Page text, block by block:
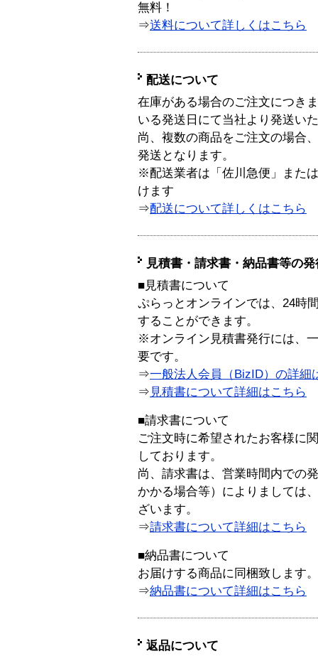
無料！
⇒送料について詳しくはこちら
配送について
在庫がある場合のご注文につき
いる発送日にて当社より発送い
尚、複数の商品をご注文の場合
発送となります。
※配送業者は「佐川急便」また
けます
⇒配送について詳しくはこちら
見積書・請求書・納品書等の
■見積書について
ぷらっとオンラインでは、24時
することができます。
※オンライン見積書発行には、
要です。
⇒一般法人会員（BizID）の詳細
⇒ 見積書について詳細はこちら
■請求書について
ご注文時に希望されたお客様に
しております。
尚、請求書は、営業時間内での
かかる場合等）によりましては
ざいます。
⇒請求書について詳細はこちら
■納品書について
お届けする商品に同梱致します。
⇒納品書について詳細はこちら
返品について